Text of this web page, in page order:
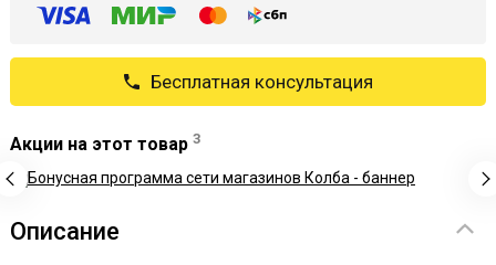
Бесплатная консультация
Акции на этот товар 3
Описание